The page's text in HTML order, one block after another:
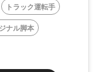
トラック運転手
ナル脚本